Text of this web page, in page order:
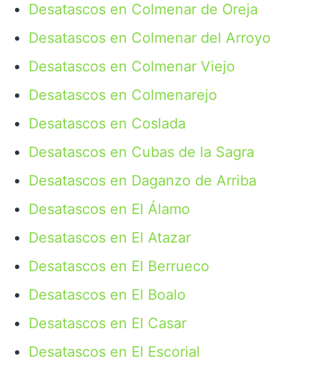
Desatascos en Colmenar de Oreja
Desatascos en Colmenar del Arroyo
Desatascos en Colmenar Viejo
Desatascos en Colmenarejo
Desatascos en Coslada
Desatascos en Cubas de la Sagra
Desatascos en Daganzo de Arriba
Desatascos en El Álamo
Desatascos en El Atazar
Desatascos en El Berrueco
Desatascos en El Boalo
Desatascos en El Casar
Desatascos en El Escorial